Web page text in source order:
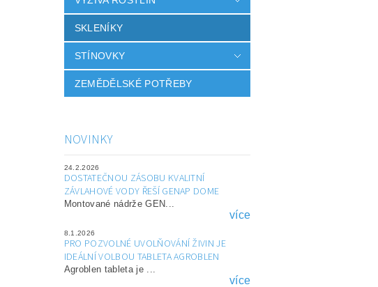
SKLENÍKY
STÍNOVKY
ZEMĚDĚLSKÉ POTŘEBY
NOVINKY
24.2.2026
DOSTATEČNOU ZÁSOBU KVALITNÍ
ZÁVLAHOVÉ VODY ŘEŠÍ GENAP DOME
Montované nádrže GEN...
více
8.1.2026
PRO POZVOLNÉ UVOLŇOVÁNÍ ŽIVIN JE
IDEÁLNÍ VOLBOU TABLETA AGROBLEN
Agroblen tableta je ...
více